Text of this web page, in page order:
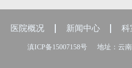
医院概况 新闻中心 科
滇ICP备15007158号 地址：云